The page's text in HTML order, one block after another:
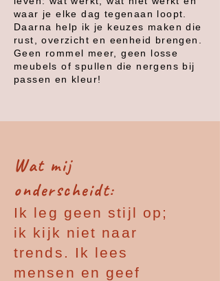
waar je elke dag tegenaan loopt.
Daarna help ik je keuzes maken die
rust, overzicht en eenheid brengen.
Geen rommel meer, geen losse
meubels of spullen die nergens bij
passen en kleur!
Wat mij
onderscheidt:
Ik leg geen stijl op;
ik kijk niet naar
trends. Ik lees
mensen en geef